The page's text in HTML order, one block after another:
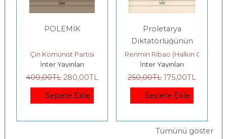
Proletarya
Tarihsel
Deneyimleri
Renmin Ribao (Halkın Gazetesi) Yazı Kurulu
İnter Yayınları
250,00TL 175,00TL
Sepete Ekle
Politik Ekonomi
Ders Kitabı
SSCB EKONOMİ ENSTİTÜSÜ
İnter Yayınları
400,00TL 280,00TL
Sepete Ekle
Tümünü göster